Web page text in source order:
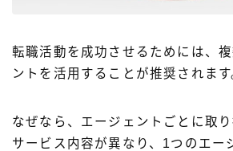
転職活動を成功させるためには、
ントを活用することが推奨されます
なぜなら、エージェントごとに取
サービス内容が異なり、1つのエー